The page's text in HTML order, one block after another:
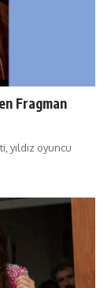
Fragman
yıldız oyuncu